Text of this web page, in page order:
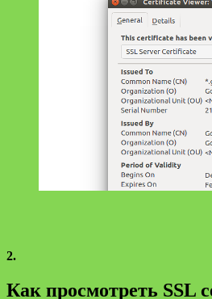
2.
Как просмотреть SSL